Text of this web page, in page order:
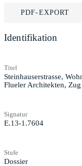
PDF-EXPORT
Identifikation
Titel
Steinhauserstrasse,
Flueler Architekten, Zug
Signatur
E.13-1.7604
Stufe
Dossier